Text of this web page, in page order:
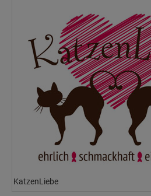
KatzenLiebe